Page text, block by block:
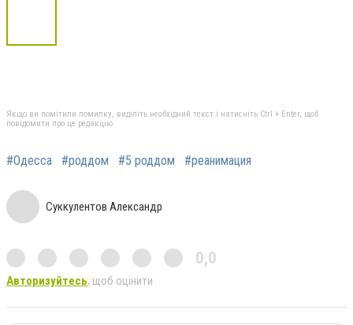
Якщо ви помітили помилку, виділіть необхідний текст і натисніть Ctrl + Enter, щоб
повідомити про це редакцію
#Одесса #роддом #5 роддом #реанимация
Суккулентов Александр
0,0
Авторизуйтесь, щоб оцінити